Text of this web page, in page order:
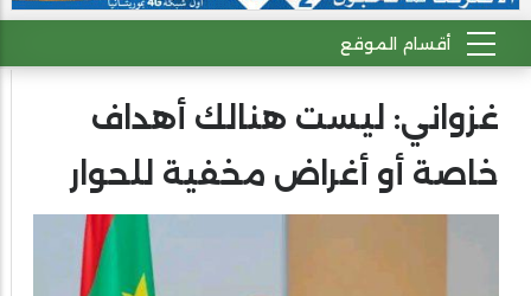
غزواني: ليست هنالك أهداف
خاصة أو أغراض مخفية للحوار